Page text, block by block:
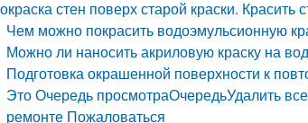
стен поверх старой краски. Красить
Чем можно покрасить водоэмульсионную
Можно ли наносить акриловую краску на
Подготовка окрашенной поверхности к
Это Очередь просмотраОчередьУдалить
ремонте Пожаловаться